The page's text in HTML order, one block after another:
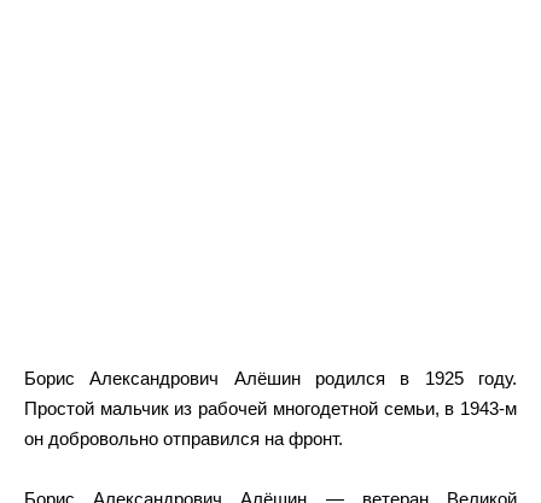
Борис Александрович Алёшин родился в 1925 году.
Простой мальчик из рабочей многодетной семьи, в 1943-м
он добровольно отправился на фронт.
Борис Александрович Алёшин — ветеран Великой